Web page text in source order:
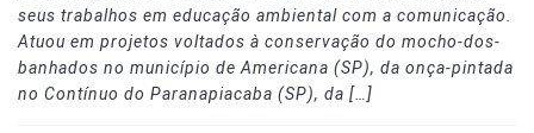
seus trabalhos em educação ambiental com a comunicação.
Atuou em projetos voltados à conservação do mocho-dos-
banhados no município de Americana (SP), da onça-pintada
no Contínuo do Paranapiacaba (SP), da […]